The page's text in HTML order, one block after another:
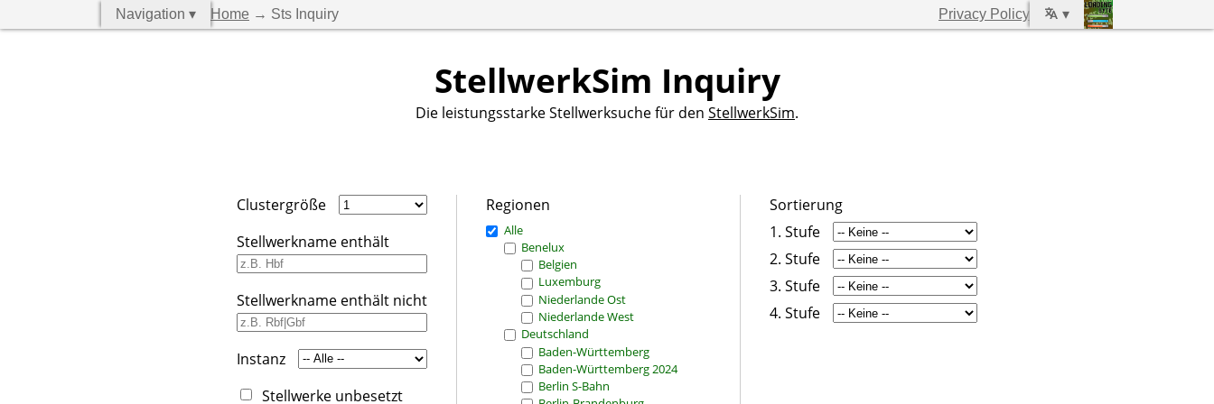
Navigation ▾ Home → Sts Inquiry Privacy Policy ▾
StellwerkSim Inquiry
Die leistungsstarke Stellwerksuche für den StellwerkSim.
Clustergröße
Stellwerkname enthält
Stellwerkname enthält nicht
Instanz
Stellwerke unbesetzt
Regionen
Alle
Benelux
Belgien
Luxemburg
Niederlande Ost
Niederlande West
Deutschland
Baden-Württemberg
Baden-Württemberg 2024
Berlin S-Bahn
Sortierung
1. Stufe
2. Stufe
3. Stufe
4. Stufe